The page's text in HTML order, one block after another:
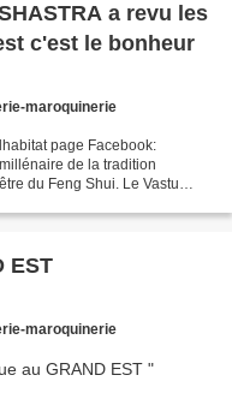
a revu les
c'est le bonheur
maroquinerie
page Facebook:
de la tradition
du Feng Shui. Le Vastu
EST
maroquinerie